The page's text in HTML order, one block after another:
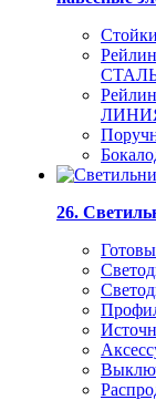
СТАЛЬ
26.